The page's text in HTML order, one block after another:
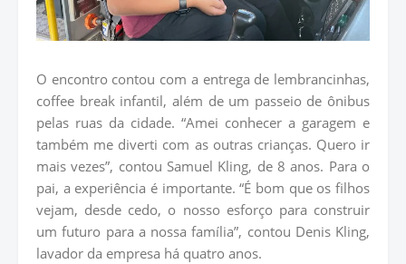
O encontro contou com a entrega de lembrancinhas,
coffee break infantil, além de um passeio de ônibus
pelas ruas da cidade. “Amei conhecer a garagem e
também me diverti com as outras crianças. Quero ir
mais vezes”, contou Samuel Kling, de 8 anos. Para o
pai, a experiência é importante. “É bom que os filhos
vejam, desde cedo, o nosso esforço para construir
um futuro para a nossa família”, contou Denis Kling,
lavador da empresa há quatro anos.